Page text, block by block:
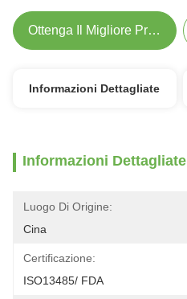
Ottenga Il Migliore Prezzo
Informazioni Dettagliate
Informazioni Dettagliate
Luogo Di Origine:
Cina
Certificazione:
ISO13485/ FDA